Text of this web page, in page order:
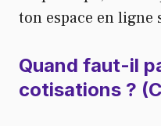
ton espace en ligne
Quand faut-il
cotisations ?